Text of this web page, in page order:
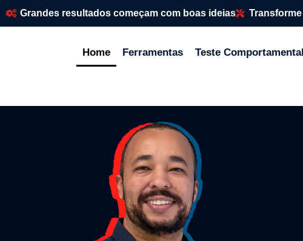
Grandes resultados começam com boas ideias
Home Ferramentas Teste Comportamental